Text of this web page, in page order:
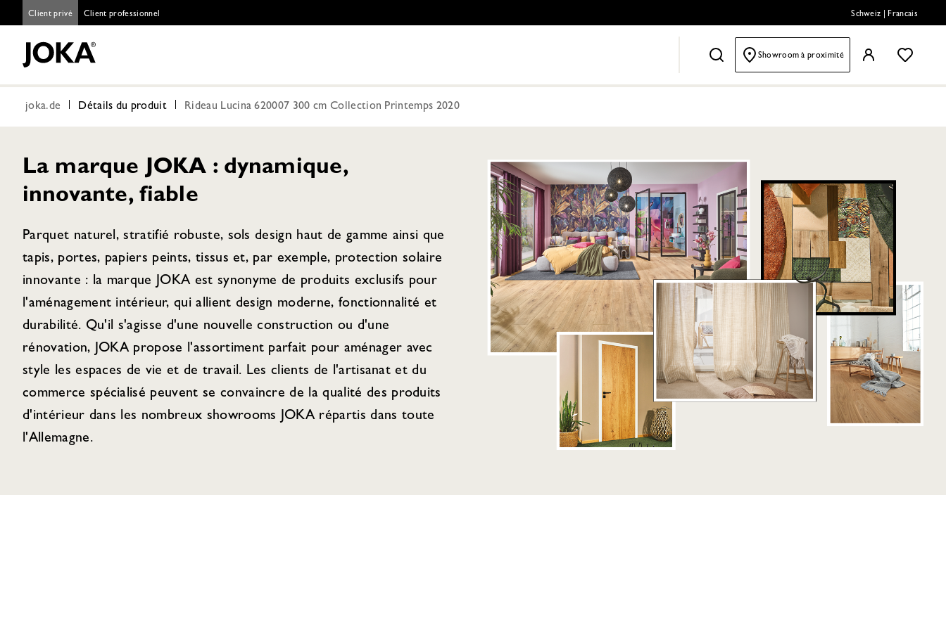
Client privé Client professionnel Schweiz Francais
Showroom à proximité
joka.de Détails du produit Rideau Lucina 620007 300 cm Collection Printemps 2020
La marque JOKA : dynamique,
innovante, fiable
Parquet naturel, stratifié robuste, sols design haut de gamme ainsi que
tapis, portes, papiers peints, tissus et, par exemple, protection solaire
innovante : la marque JOKA est synonyme de produits exclusifs pour
l'aménagement intérieur, qui allient design moderne, fonctionnalité et
durabilité. Qu'il s'agisse d'une nouvelle construction ou d'une
rénovation, JOKA propose l'assortiment parfait pour aménager avec
style les espaces de vie et de travail. Les clients de l'artisanat et du
commerce spécialisé peuvent se convaincre de la qualité des produits
d'intérieur dans les nombreux showrooms JOKA répartis dans toute
l'Allemagne.